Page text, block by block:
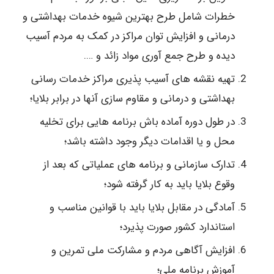
خطرات شامل طرح بهترین شیوه خدمات بهداشتی و
درمانی و افزایش توان مراکز در کمک به مردم آسیب
دیده و طرح جمع آوری مواد زائد و ….
تهیه نقشه های آسیب پذیری مراکز خدمات رسانی
بهداشتی و درمانی و مقاوم سازی آنها در برابر بلایا؛
در طول دوره آماده باش برنامه هایی برای تخلیه
محل و یا اقدامات دیگر وجود داشته باشد؛
تدارک سازمانی و برنامه های عملیاتی که بعد از
وقوع بلایا باید به کار گرفته شود؛
آمادگی در مقابل بلایا باید با قوانین مناسب و
استاندارد کشور صورت پذیرد؛
افزایش آگاهی مردم و مشارکت ملی تمرین و
آموزش برنامه ملی؛